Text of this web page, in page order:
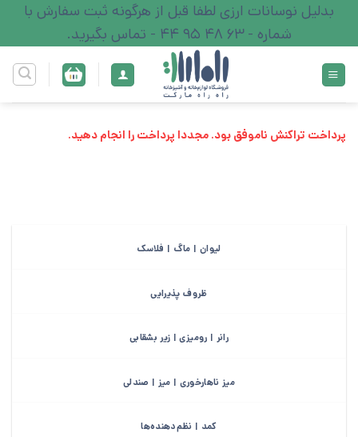
content
بدلیل نوسانات ارزی لطفا قبل از هرگونه ثبت سفارش با
شماره - 63 48 95 44 - تماس بگیرید.
پرداخت تراکنش ناموفق بود. مجددا پرداخت را انجام دهید.
لیوان | ماگ | فلاسک
ظروف پذیرایی
رانر | رومیزی | زیر بشقابی
میز ناهارخوری | میز | صندلی
کمد | نظم‌دهنده‌ها